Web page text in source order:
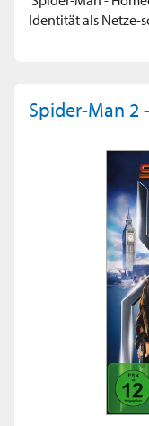
Identität als Netze-
Spider-Man 2